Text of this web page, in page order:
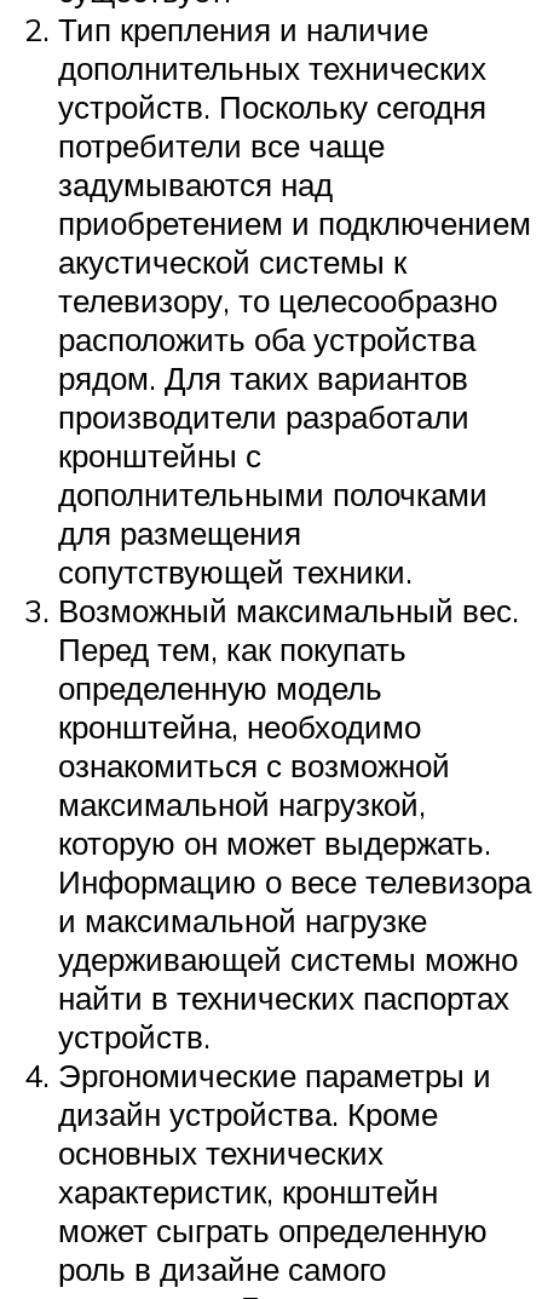
Тип крепления и наличие
дополнительных технических
устройств. Поскольку сегодня
потребители все чаще
задумываются над
приобретением и подключением
акустической системы к
телевизору, то целесообразно
расположить оба устройства
рядом. Для таких вариантов
производители разработали
кронштейны с
дополнительными полочками
для размещения
сопутствующей техники.
Возможный максимальный вес.
Перед тем, как покупать
определенную модель
кронштейна, необходимо
ознакомиться с возможной
максимальной нагрузкой,
которую он может выдержать.
Информацию о весе телевизора
и максимальной нагрузке
удерживающей системы можно
найти в технических паспортах
устройств.
Эргономические параметры и
дизайн устройства. Кроме
основных технических
характеристик, кронштейн
может сыграть определенную
роль в дизайне самого